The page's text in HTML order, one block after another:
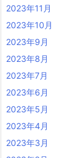
2023年11月
2023年10月
2023年9月
2023年8月
2023年7月
2023年6月
2023年5月
2023年4月
2023年3月